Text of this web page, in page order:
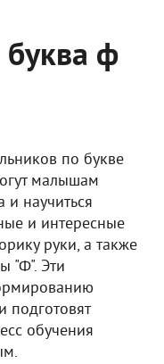
ф
по букве
малышам
и научиться
и интересные
руки, а также
"Ф". Эти
подготовят
обучения